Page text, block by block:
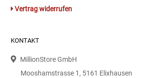
Karaffen / Krüge
Kartoffelprod./Beilagen/Fruchtsalat gek.
Vertrag widerrufen
KONTAKT
MillionStore GmbH
Mooshamstrasse 1, 5161 Elixhausen